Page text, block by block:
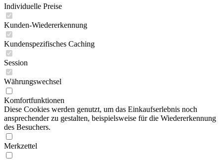
Individuelle Preise
Kunden-Wiedererkennung
Kundenspezifisches Caching
Session
Währungswechsel
Komfortfunktionen
Diese Cookies werden genutzt, um das Einkaufserlebnis noch
ansprechender zu gestalten, beispielsweise für die Wiedererkennung
des Besuchers.
Merkzettel